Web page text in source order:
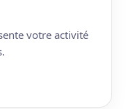
votre activité